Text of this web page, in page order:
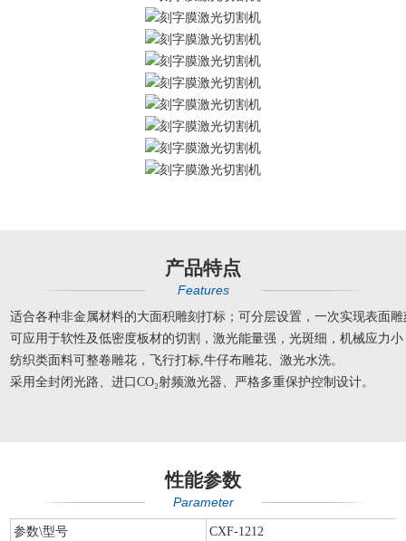
产品特点
Features
适合各种非金属材料的大面积雕刻打标；可分层设置，一次实现表面
可应用于软性及低密度板材的切割，激光能量强，光斑细，机械应力
纺织类面料可整卷雕花，飞行打标,牛仔布雕花、激光水洗。
采用全封闭光路、进口CO₂射频激光器、严格多重保护控制设计。
性能参数
Parameter
参数\型号
CXF-1212